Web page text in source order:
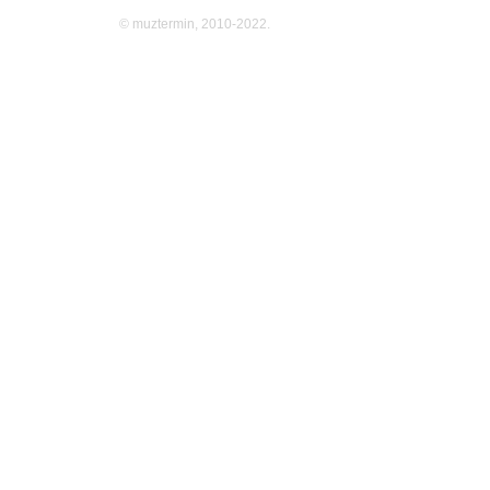
© muztermin, 2010-2022.